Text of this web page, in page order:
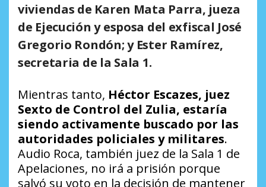
viviendas de Karen Mata Parra, jueza
de Ejecución y esposa del exfiscal José
Gregorio Rondón; y Ester Ramírez,
secretaria de la Sala 1.
Mientras tanto, Héctor Escazes, juez
Sexto de Control del Zulia, estaría
siendo activamente buscado por las
autoridades policiales y militares.
Audio Roca, también juez de la Sala 1 de
Apelaciones, no irá a prisión porque
salvó su voto en la decisión de mantener